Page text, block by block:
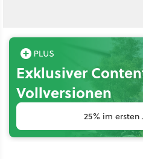
Exklusiver
Vollversionen
25% im ersten